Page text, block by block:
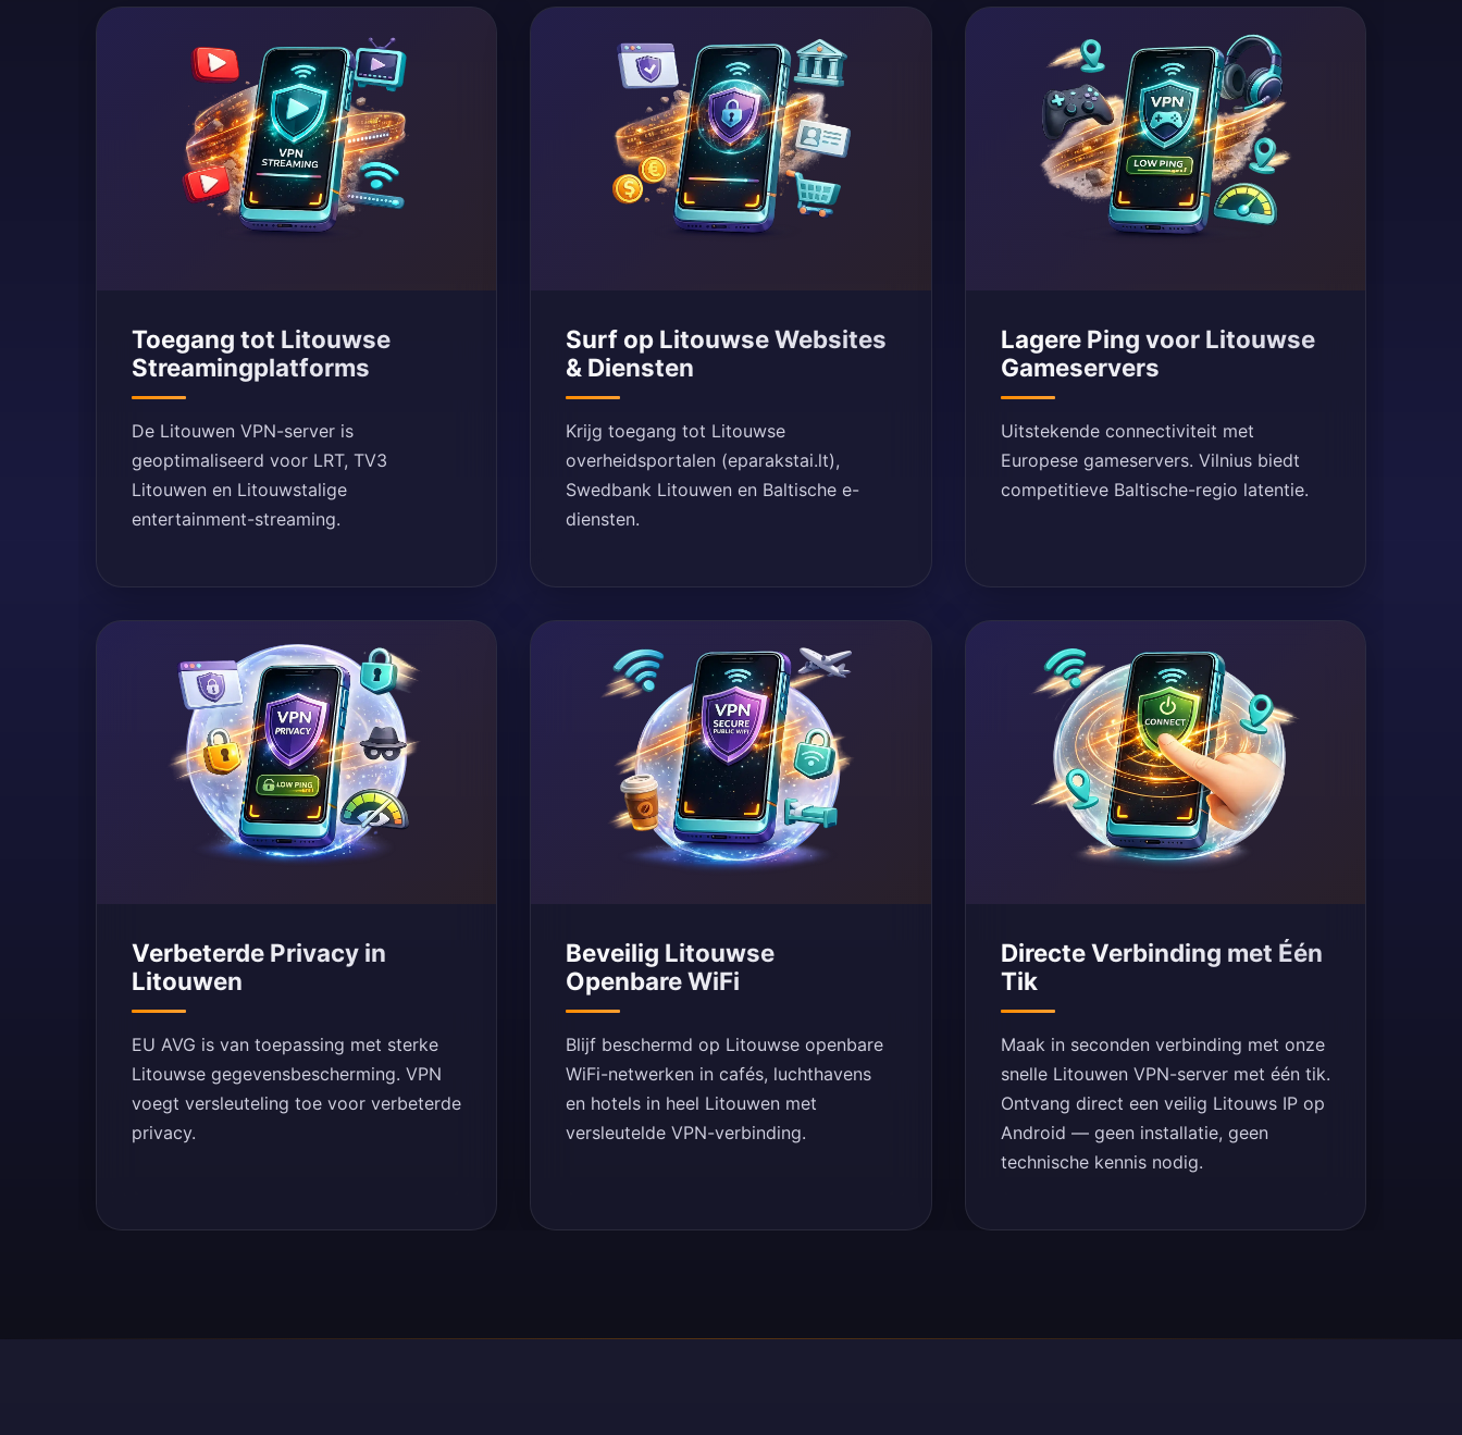
Toegang tot Litouwse
Streamingplatforms
De Litouwen VPN-server is
geoptimaliseerd voor LRT, TV3
Litouwen en Litouwstalige
entertainment-streaming.
Surf op Litouwse Websites
& Diensten
Krijg toegang tot Litouwse
overheidsportalen (eparakstai.lt),
Swedbank Litouwen en Baltische e-
diensten.
Lagere Ping voor Litouwse
Gameservers
Uitstekende connectiviteit met
Europese gameservers. Vilnius biedt
competitieve Baltische-regio latentie.
Verbeterde Privacy in
Litouwen
EU AVG is van toepassing met sterke
Litouwse gegevensbescherming. VPN
voegt versleuteling toe voor verbeterde
privacy.
Beveilig Litouwse
Openbare WiFi
Blijf beschermd op Litouwse openbare
WiFi-netwerken in cafés, luchthavens
en hotels in heel Litouwen met
versleutelde VPN-verbinding.
Directe Verbinding met Één
Tik
Maak in seconden verbinding met onze
snelle Litouwen VPN-server met één tik.
Ontvang direct een veilig Litouws IP op
Android — geen installatie, geen
technische kennis nodig.